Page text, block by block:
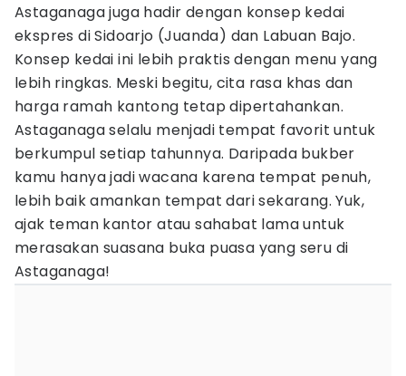
Astaganaga juga hadir dengan konsep kedai
ekspres di Sidoarjo (Juanda) dan Labuan Bajo.
Konsep kedai ini lebih praktis dengan menu yang
lebih ringkas. Meski begitu, cita rasa khas dan
harga ramah kantong tetap dipertahankan.
Astaganaga selalu menjadi tempat favorit untuk
berkumpul setiap tahunnya. Daripada bukber
kamu hanya jadi wacana karena tempat penuh,
lebih baik amankan tempat dari sekarang. Yuk,
ajak teman kantor atau sahabat lama untuk
merasakan suasana buka puasa yang seru di
Astaganaga!